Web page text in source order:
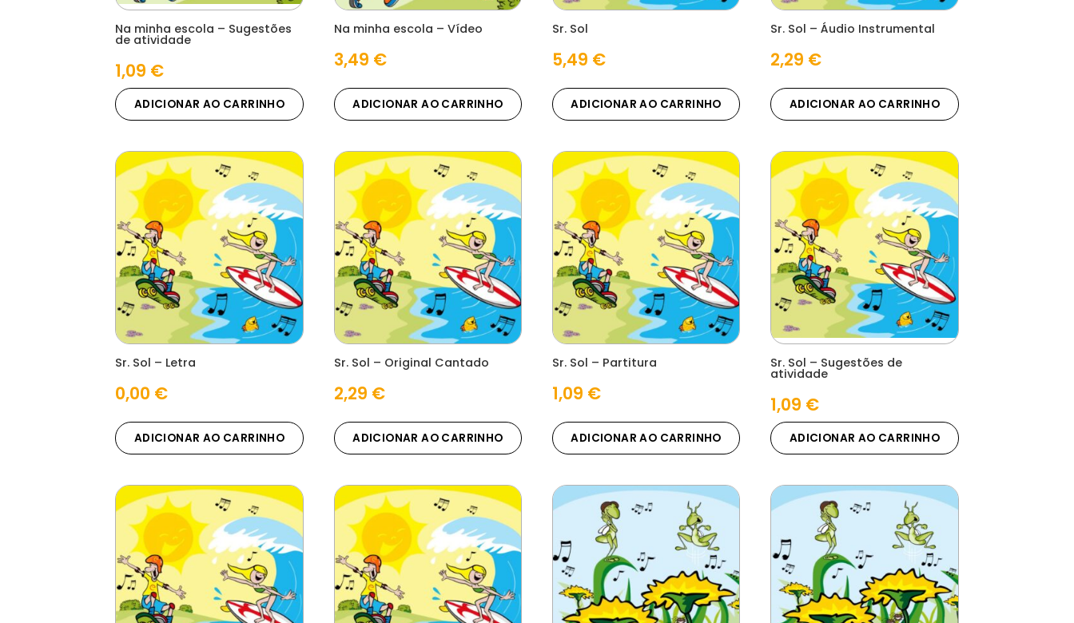
Na minha escola – Sugestões
de atividade
1,09 €
ADICIONAR AO CARRINHO
Na minha escola – Vídeo
3,49 €
ADICIONAR AO CARRINHO
Sr. Sol
5,49 €
ADICIONAR AO CARRINHO
Sr. Sol – Áudio Instrumental
2,29 €
ADICIONAR AO CARRINHO
Sr. Sol – Letra
0,00 €
ADICIONAR AO CARRINHO
Sr. Sol – Original Cantado
2,29 €
ADICIONAR AO CARRINHO
Sr. Sol – Partitura
1,09 €
ADICIONAR AO CARRINHO
Sr. Sol – Sugestões de
atividade
1,09 €
ADICIONAR AO CARRINHO